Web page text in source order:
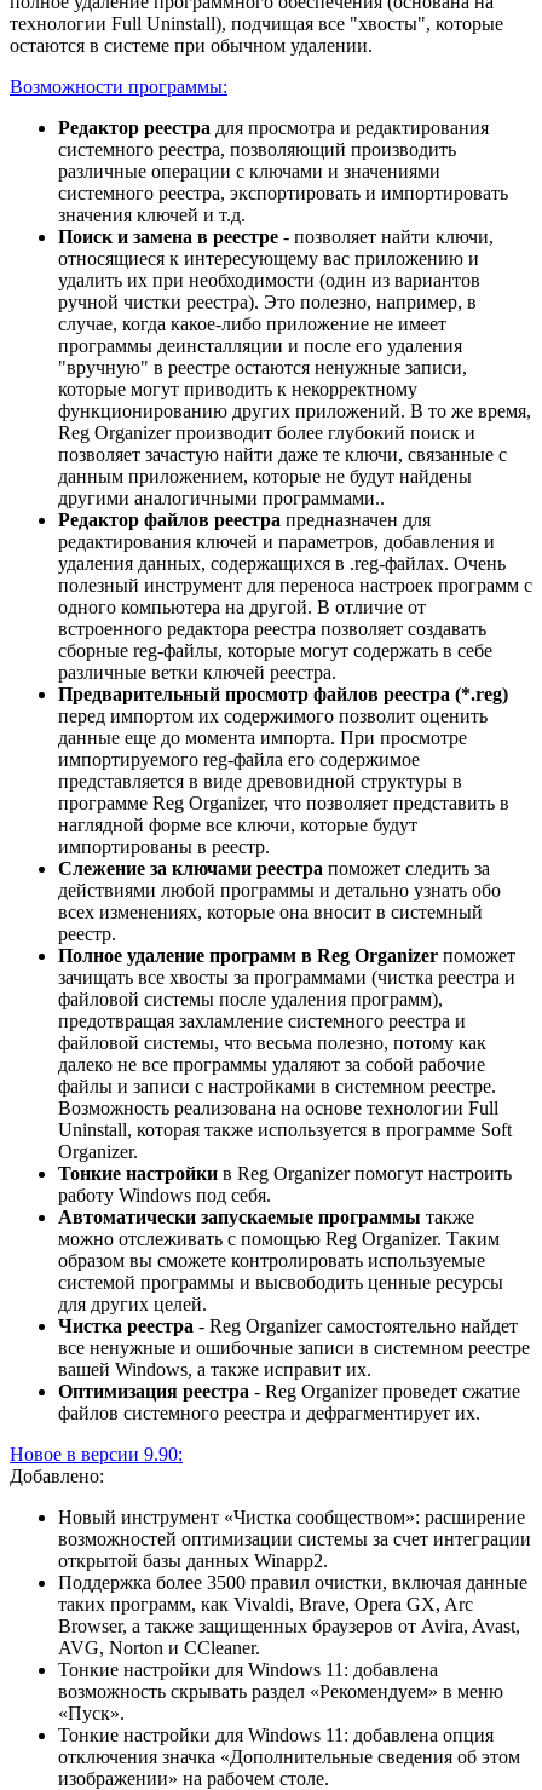
технологии Full Uninstall), подчищая все "хвосты", которые
остаются в системе при обычном удалении.
Возможности программы:
Редактор реестра для просмотра и редактирования
системного реестра, позволяющий производить
различные операции c ключами и значениями
системного реестра, экспортировать и импортировать
значения ключей и т.д.
Поиск и замена в реестре - позволяет найти ключи,
относящиеся к интересующему вас приложению и
удалить их при необходимости (один из вариантов
ручной чистки реестра). Это полезно, например, в
случае, когда какое-либо приложение не имеет
программы деинсталляции и после его удаления
"вручную" в реестре остаются ненужные записи,
которые могут приводить к некорректному
функционированию других приложений. В то же время,
Reg Organizer производит более глубокий поиск и
позволяет зачастую найти даже те ключи, связанные с
данным приложением, которые не будут найдены
другими аналогичными программами..
Редактор файлов реестра предназначен для
редактирования ключей и параметров, добавления и
удаления данных, содержащихся в .reg-файлах. Очень
полезный инструмент для переноса настроек программ с
одного компьютера на другой. В отличие от
встроенного редактора реестра позволяет создавать
сборные reg-файлы, которые могут содержать в себе
различные ветки ключей реестра.
Предварительный просмотр файлов реестра (*.reg)
перед импортом их содержимого позволит оценить
данные еще до момента импорта. При просмотре
импортируемого reg-файла его содержимое
представляется в виде древовидной структуры в
программе Reg Organizer, что позволяет представить в
наглядной форме все ключи, которые будут
импортированы в реестр.
Слежение за ключами реестра поможет следить за
действиями любой программы и детально узнать обо
всех изменениях, которые она вносит в системный
реестр.
Полное удаление программ в Reg Organizer поможет
зачищать все хвосты за программами (чистка реестра и
файловой системы после удаления программ),
предотвращая захламление системного реестра и
файловой системы, что весьма полезно, потому как
далеко не все программы удаляют за собой рабочие
файлы и записи с настройками в системном реестре.
Возможность реализована на основе технологии Full
Uninstall, которая также используется в программе Soft
Organizer.
Тонкие настройки в Reg Organizer помогут настроить
работу Windows под себя.
Автоматически запускаемые программы также
можно отслеживать с помощью Reg Organizer. Таким
образом вы сможете контролировать используемые
системой программы и высвободить ценные ресурсы
для других целей.
Чистка реестра - Reg Organizer самостоятельно найдет
все ненужные и ошибочные записи в системном реестре
вашей Windows, а также исправит их.
Оптимизация реестра - Reg Organizer проведет сжатие
файлов системного реестра и дефрагментирует их.
Новое в версии 9.90:
Добавлено:
Новый инструмент «Чистка сообществом»: расширение
возможностей оптимизации системы за счет интеграции
открытой базы данных Winapp2.
Поддержка более 3500 правил очистки, включая данные
таких программ, как Vivaldi, Brave, Opera GX, Arc
Browser, а также защищенных браузеров от Avira, Avast,
AVG, Norton и CCleaner.
Тонкие настройки для Windows 11: добавлена
возможность скрывать раздел «Рекомендуем» в меню
«Пуск».
Тонкие настройки для Windows 11: добавлена опция
отключения значка «Дополнительные сведения об этом
изображении» на рабочем столе.